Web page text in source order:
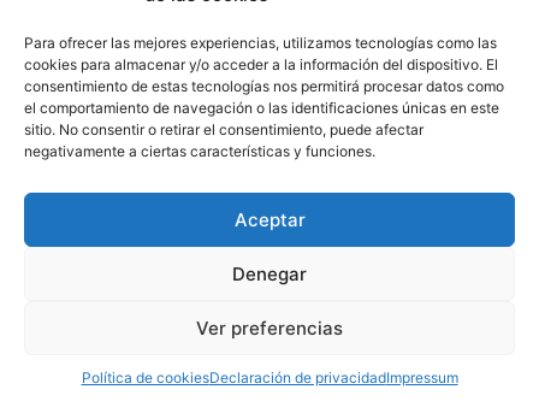
Para ofrecer las mejores experiencias, utilizamos tecnologías como las
cookies para almacenar y/o acceder a la información del dispositivo. El
consentimiento de estas tecnologías nos permitirá procesar datos como
el comportamiento de navegación o las identificaciones únicas en este
sitio. No consentir o retirar el consentimiento, puede afectar
negativamente a ciertas características y funciones.
Aceptar
Denegar
Ver preferencias
Política de cookiesDeclaración de privacidadImpressum
Política de Cookies
Aviso Legal
910 607 564
derechos reservados